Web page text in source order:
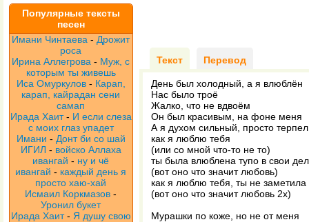
Популярные тексты
песен
Имани Чинтаева - Дрожит
роса
Ирина Аллегрова - Муж, с
которым ты живешь
Иса Омуркулов - Карап,
карап, кайрадан сени
самап
Ирада Хаит- И если слеза
с моих глаз упадет
Имани - Донт би со шай
ИГИЛ - войско Аллаха
ивангай - ну и чё
ивангай - каждый день я
просто хаю-хай
Исмаил Коркмазов -
Уронил букет
Ирада Хаит- Я душу свою
Текст Перевод
День был холодный, а я влюблён
Нас было троё
Жалко, что не вдвоём
Он был красивым, на фоне меня
А я духом сильный, просто
как я люблю тебя
(или со мной что-то не то)
ты была влюблена тупо в свои
(вот оно что значит любовь)
как я люблю тебя, ты не заметила
(вот оно что значит любовь 2х)
Мурашки по коже, но не от меня